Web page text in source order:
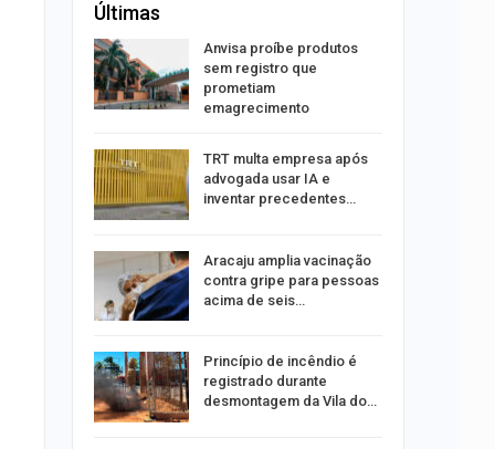
Últimas
Anvisa proíbe produtos
sem registro que
prometiam
emagrecimento
TRT multa empresa após
advogada usar IA e
inventar precedentes…
Aracaju amplia vacinação
contra gripe para pessoas
acima de seis…
Princípio de incêndio é
registrado durante
desmontagem da Vila do…